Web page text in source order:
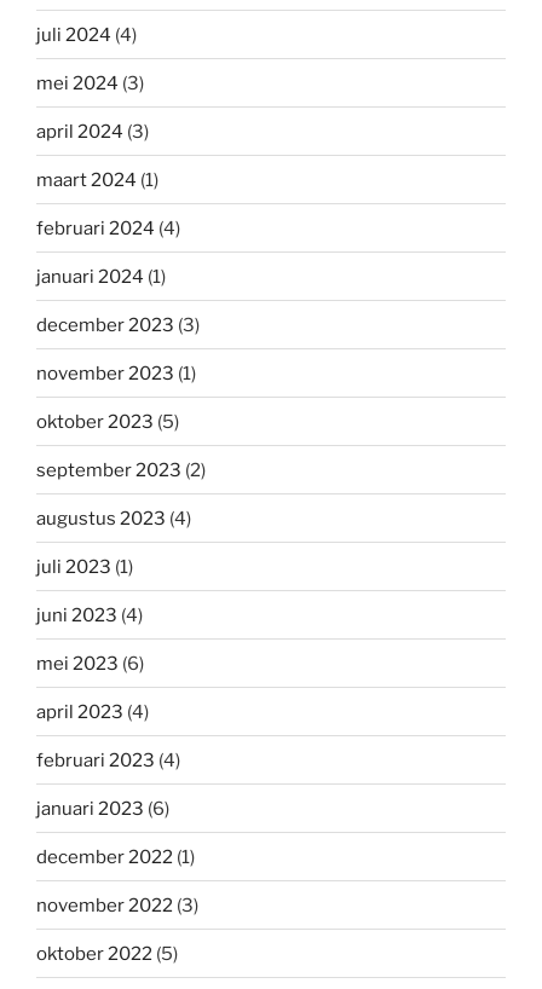
juli 2024 (4)
mei 2024 (3)
april 2024 (3)
maart 2024 (1)
februari 2024 (4)
januari 2024 (1)
december 2023 (3)
november 2023 (1)
oktober 2023 (5)
september 2023 (2)
augustus 2023 (4)
juli 2023 (1)
juni 2023 (4)
mei 2023 (6)
april 2023 (4)
februari 2023 (4)
januari 2023 (6)
december 2022 (1)
november 2022 (3)
oktober 2022 (5)